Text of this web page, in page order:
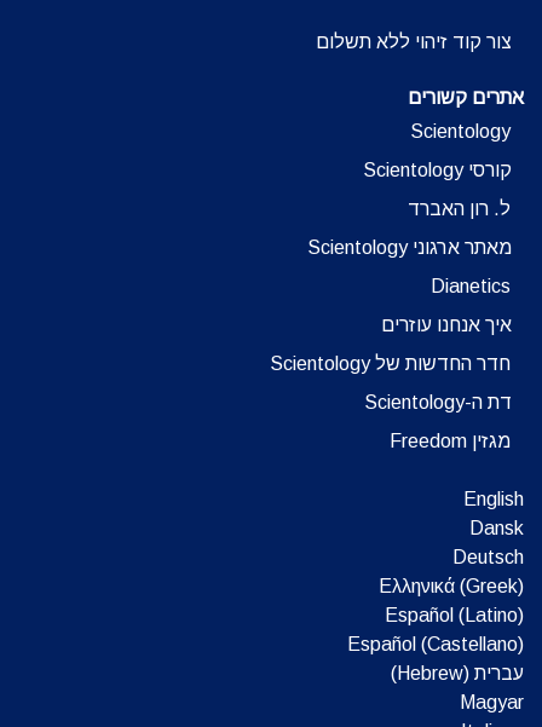
צור קוד זיהוי ללא תשלום
אתרים קשורים
Scientology
קורסי Scientology
ל. רון האברד
מאתר ארגוני Scientology
Dianetics
איך אנחנו עוזרים
חדר החדשות של Scientology
דת ה-Scientology
מגזין Freedom
English
Dansk
Deutsch
Ελληνικά (Greek)
Español (Latino)
Español (Castellano)
עברית (Hebrew)‏
Magyar